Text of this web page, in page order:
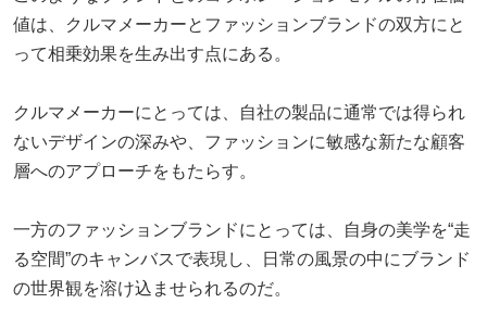
値は、クルマメーカーとファッションブランドの双方にと
って相乗効果を生み出す点にある。
クルマメーカーにとっては、自社の製品に通常では得られ
ないデザインの深みや、ファッションに敏感な新たな顧客
層へのアプローチをもたらす。
一方のファッションブランドにとっては、自身の美学を“走
る空間”のキャンバスで表現し、日常の風景の中にブランド
の世界観を溶け込ませられるのだ。